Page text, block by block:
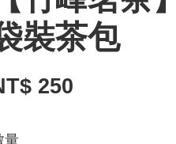
裝茶包
250
量